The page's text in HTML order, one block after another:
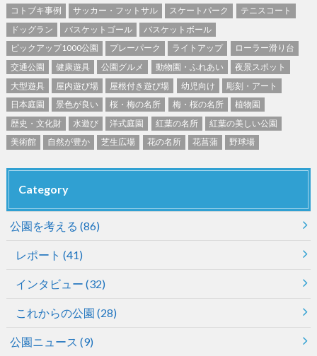
コトブキ事例 サッカー・フットサル スケートパーク
テニスコート
ドッグラン
バスケットゴール
バスケットボール
ピックアップ1000公園
プレーパーク ライトアップ
ローラー滑り台
交通公園
健康遊具 公園グルメ 動物園・ふれあい
夜景スポット
大型遊具
屋内遊び場 屋根付き遊び場 幼児向け
彫刻・アート
日本庭園
景色が良い 桜・梅の名所 梅・桜の名所
植物園
歴史・文化財
水遊び 洋式庭園 紅葉の名所
紅葉の美しい公園
美術館
自然が豊か 芝生広場 花の名所 花菖蒲 野球場
Category
公園を考える (86)
レポート (41)
インタビュー (32)
これからの公園 (28)
公園ニュース (9)